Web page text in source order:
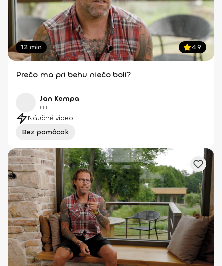
12 min 4.9
Prečo ma pri behu niečo bolí?
Jan Kempa
HIIT
Náučné video
Bez pomôcok